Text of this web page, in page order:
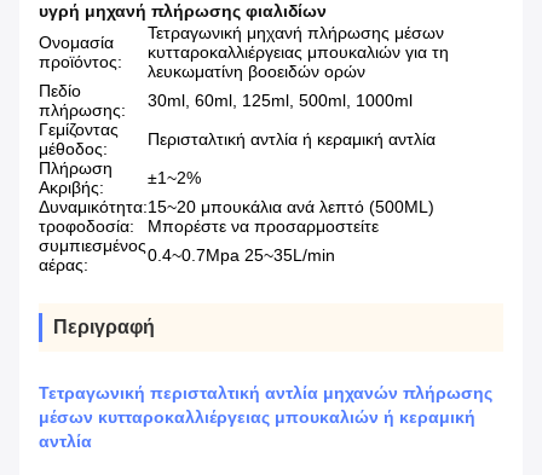
υγρή μηχανή πλήρωσης φιαλιδίων
Ονομασία
προϊόντος:
Τετραγωνική μηχανή πλήρωσης μέσων
κυτταροκαλλιέργειας μπουκαλιών για τη
λευκωματίνη βοοειδών ορών
Πεδίο
πλήρωσης:
30ml, 60ml, 125ml, 500ml, 1000ml
Γεμίζοντας
μέθοδος:
Περισταλτική αντλία ή κεραμική αντλία
Πλήρωση
Ακριβής:
±1~2%
Δυναμικότητα:15~20 μπουκάλια ανά λεπτό (500ML)
τροφοδοσία:
Μπορέστε να προσαρμοστείτε
συμπιεσμένος
αέρας:
0.4~0.7Mpa 25~35L/min
Περιγραφή
Τετραγωνική περισταλτική αντλία μηχανών πλήρωσης
μέσων κυτταροκαλλιέργειας μπουκαλιών ή κεραμική
αντλία